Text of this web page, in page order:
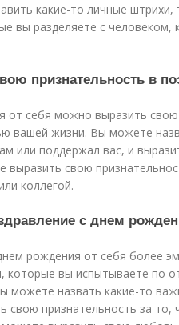
какие-то личные штрихи,
вы разделяете с человеком,
признательность в
от себя можно выразить свою
вашей жизни. Вы можете
или поддержал вас, и
свою
коллегой.
с днем
рождения от себя более
которые вы испытываете по
можете назвать какие-то
признательность за то,